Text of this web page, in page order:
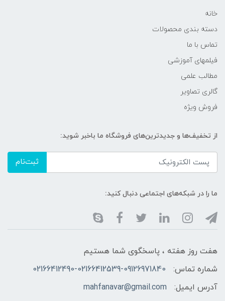
خانه
دسته بندی محصولات
تماس با ما
فیلمهای آموزشی
مطالب علمی
گالری تصاویر
فروش ویژه
از تخفیف‌ها و جدیدترین‌های فروشگاه ما باخبر شوید:
ثبت‌نام
ما را در شبکه‌های اجتماعی دنبال کنید:
هفت روز هفته ، پاسخگوی شما هستیم
شماره تماس:
02166412490-02166412539-09126971840
آدرس ایمیل:
mahfanavar@gmail.com